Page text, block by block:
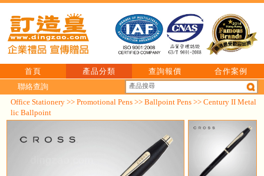
首頁 產品分類 查詢報價
合作案例
聯絡查詢
Office Stationery >> Promotional Pens >> Ballpoint Pens >> Century II Metal
lic Ballpoint